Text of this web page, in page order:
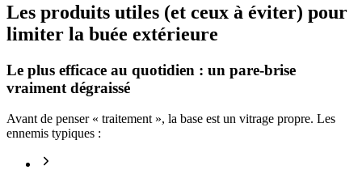
Les produits utiles (et ceux à éviter) pour
limiter la buée extérieure
Le plus efficace au quotidien : un pare-brise
vraiment dégraissé
Avant de penser « traitement », la base est un vitrage propre. Les
ennemis typiques :